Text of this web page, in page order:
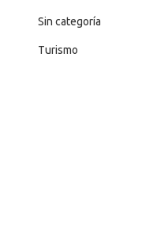
Sin categoría
Turismo